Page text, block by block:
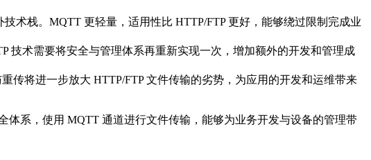
术栈。MQTT 更轻量，适用性比 HTTP/FTP 更好，能够绕过限制完成业
技术需要将安全与管理体系再重新实现一次，增加额外的开发和管理成
传将进一步放大 HTTP/FTP 文件传输的劣势，为应用的开发和运维带来
体系，使用 MQTT 通道进行文件传输，能够为业务开发与设备的管理带